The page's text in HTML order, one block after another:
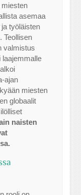
asemaa
työläisten
Teollisen
valmistus
laajemmalle
ajan
miesten
globaalit
naisten